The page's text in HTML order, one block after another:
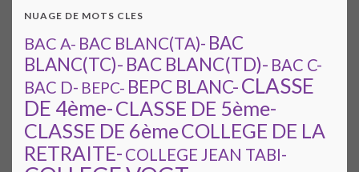
NUAGE DE MOTS CLES
BAC A- BAC BLANC(TA)- BAC
BLANC(TC)- BAC BLANC(TD)- BAC C-
BAC D- BEPC- BEPC BLANC-CLASSE
DE 4ème-CLASSE DE 5ème-
CLASSE DE 6èmeCOLLEGE DE LA
RETRAITE- COLLEGE JEAN TABI-